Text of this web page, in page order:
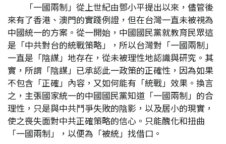
「一國兩制」從上世紀由鄧小平提出以來，儘管後
來有了香港、澳門的實踐例證，但在台灣一直未被視為
中國統一的方案。從一開始，中國國民黨就教育民眾這
是「中共對台的統戰策略」，所以台灣對「一國兩制」
一直是「陰謀」地存在，從未被理性地認識與研究。其
實，所謂「陰謀」已承認此一政策的正確性，因為如果
不包含「正確」內容，又如何能有「統戰」效果。換言
之，主張國家統一的中國國民黨知道「一國兩制」的合
理性，只是與中共鬥爭失敗的陰影，以及居小的現實，
使之喪失面對中共正確策略的信心。只能醜化和扭曲
「一國兩制」，以便為「被統」找借口。